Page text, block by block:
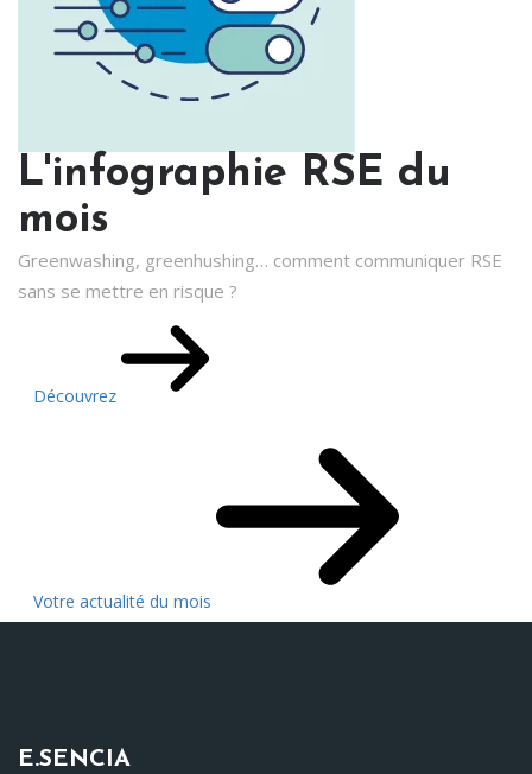
L'infographie RSE du
mois
Greenwashing, greenhushing… comment communiquer RSE
sans se mettre en risque ?
Découvrez
Votre actualité du mois
E.SENCIA